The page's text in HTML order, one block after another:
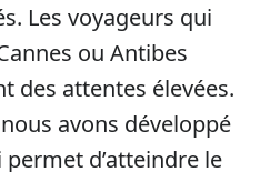
Les voyageurs qui
ou Antibes
des attentes élevées.
avons développé
d’atteindre le